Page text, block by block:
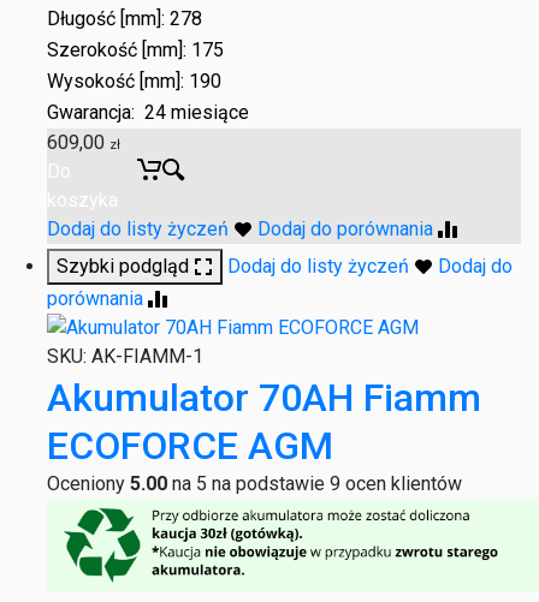
Długość [mm]: 278
Szerokość [mm]: 175
Wysokość [mm]: 190
Gwarancja: 24 miesiące
609,00 zł
Do
koszyka
Dodaj do listy życzeń
Dodaj do porównania
Szybki podgląd
Dodaj do listy życzeń
Dodaj do
porównania
SKU: AK-FIAMM-1
Akumulator 70AH Fiamm
ECOFORCE AGM
Oceniony 5.00 na 5 na podstawie 9 ocen klientów